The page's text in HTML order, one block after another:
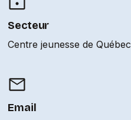
Secteur
Centre jeunesse de Québec
Email